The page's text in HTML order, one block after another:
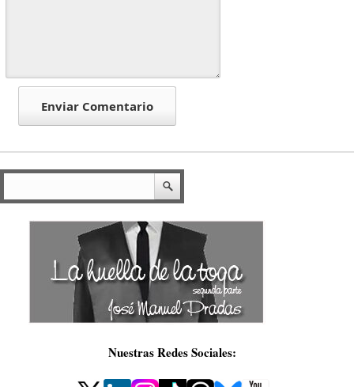
Nuestras Redes Sociales: